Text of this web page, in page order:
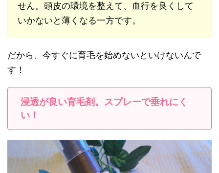
せん。頭皮の環境を整えて、血行を良くして
いかないと薄くなる一方です。
だから、今すぐに育毛を始めないといけないんで
す！
浸透が良い育毛剤。スプレーで垂れにく
い！